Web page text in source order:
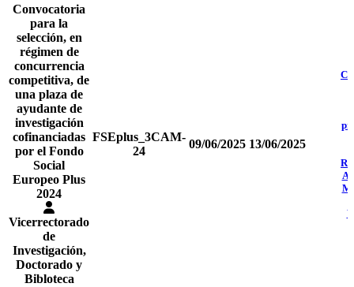
Convocatoria
para la
selección, en
régimen de
concurrencia
competitiva, de
una plaza de
ayudante de
investigación
cofinanciadas
por el Fondo
Social
Europeo Plus
2024
Vicerrectorado
de
Investigación,
Doctorado y
Bibloteca
FSEplus_3CAM-
24
09/06/2025 13/06/2025